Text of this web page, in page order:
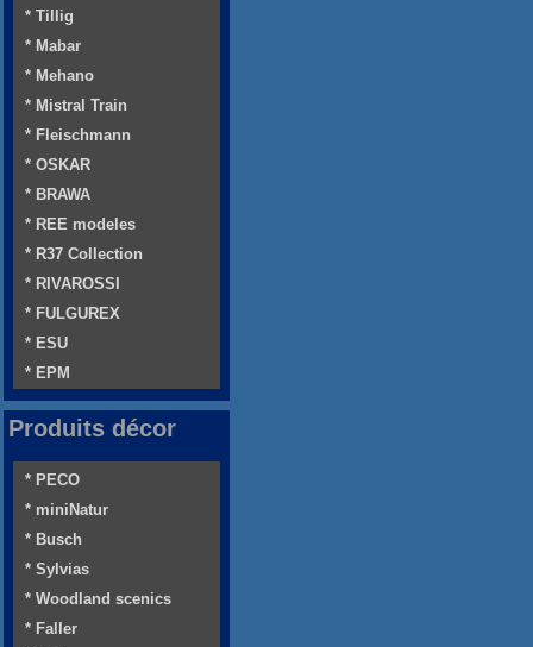
* Tillig
* Mabar
* Mehano
* Mistral Train
* Fleischmann
* OSKAR
* BRAWA
* REE modeles
* R37 Collection
* RIVAROSSI
* FULGUREX
* ESU
* EPM
Produits décor
* PECO
* miniNatur
* Busch
* Sylvias
* Woodland scenics
* Faller